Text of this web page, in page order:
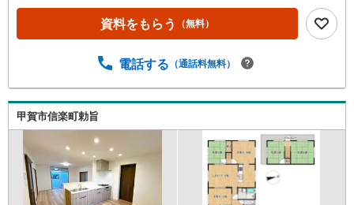
資料をもらう （無料）
電話する （通話料無料）
甲賀市信楽町勅旨